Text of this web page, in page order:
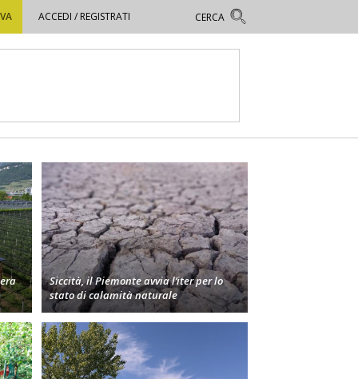
ACCEDI / REGISTRATI
Siccità, il Piemonte avvia l’iter per lo
stato di calamità naturale